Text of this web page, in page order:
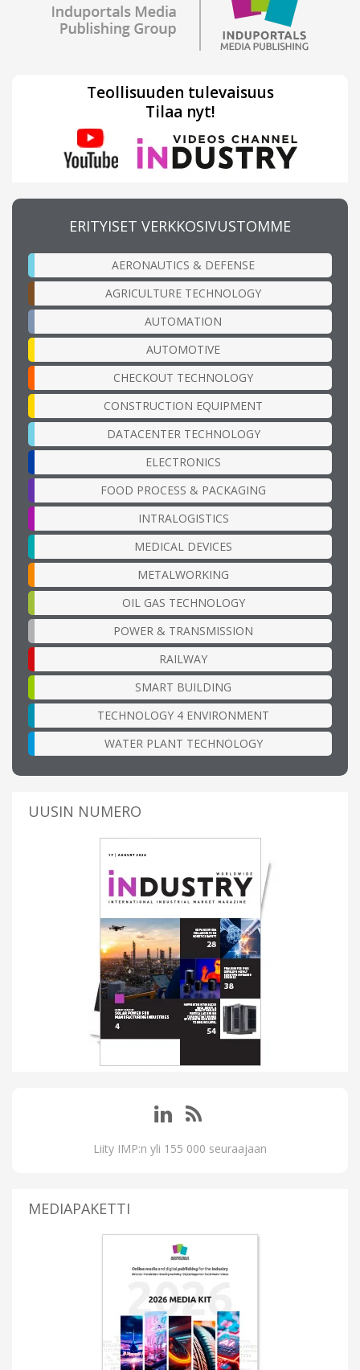
Teollisuuden tulevaisuus
Tilaa nyt!
ERITYISET VERKKOSIVUSTOMME
AERONAUTICS & DEFENSE
AGRICULTURE TECHNOLOGY
AUTOMATION
AUTOMOTIVE
CHECKOUT TECHNOLOGY
CONSTRUCTION EQUIPMENT
DATACENTER TECHNOLOGY
ELECTRONICS
FOOD PROCESS & PACKAGING
INTRALOGISTICS
MEDICAL DEVICES
METALWORKING
OIL GAS TECHNOLOGY
POWER & TRANSMISSION
RAILWAY
SMART BUILDING
TECHNOLOGY 4 ENVIRONMENT
WATER PLANT TECHNOLOGY
UUSIN NUMERO
Liity IMP:n yli 155 000 seuraajaan
MEDIAPAKETTI